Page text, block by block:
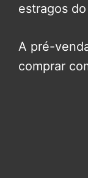
estragos
A pré-
comprar